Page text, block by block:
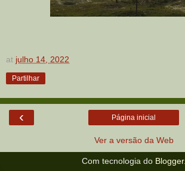
at julho 14, 2022
Partilhar
‹ Página inicial
Ver a versão da Web
Com tecnologia do Blogger.